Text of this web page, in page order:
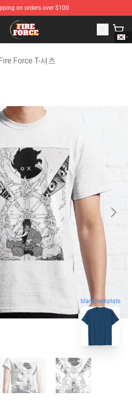
on orders over $100
Fire Force Merchandise Shop
Force T-셔츠
blank template